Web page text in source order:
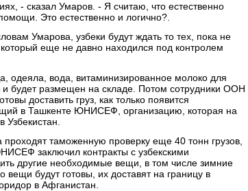
- сказал Умаров. - Я считаю, что естественно
Это естественно и логично?.
Умарова, узбеки будут ждать то тех, пока не
еще не давно находился под контролем
одеяла, вода, витаминизированное молоко для
будет размещен на складе. Потом сотрудники ООН
доставить груз, как только появится
в Ташкенте ЮНИСЕФ, организацию, которая на
Узбекистан.
таможенную проверку еще 40 тонн грузов,
заключил контракты с узбекскими
другие необходимые вещи, в том числе зимние
вещи будут готовы, их доставят на границу в
в Афганистан.